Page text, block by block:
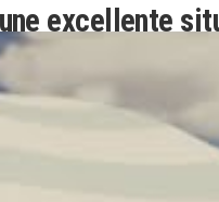
une excellente
et je joue. Il y
juste de
saison. Il